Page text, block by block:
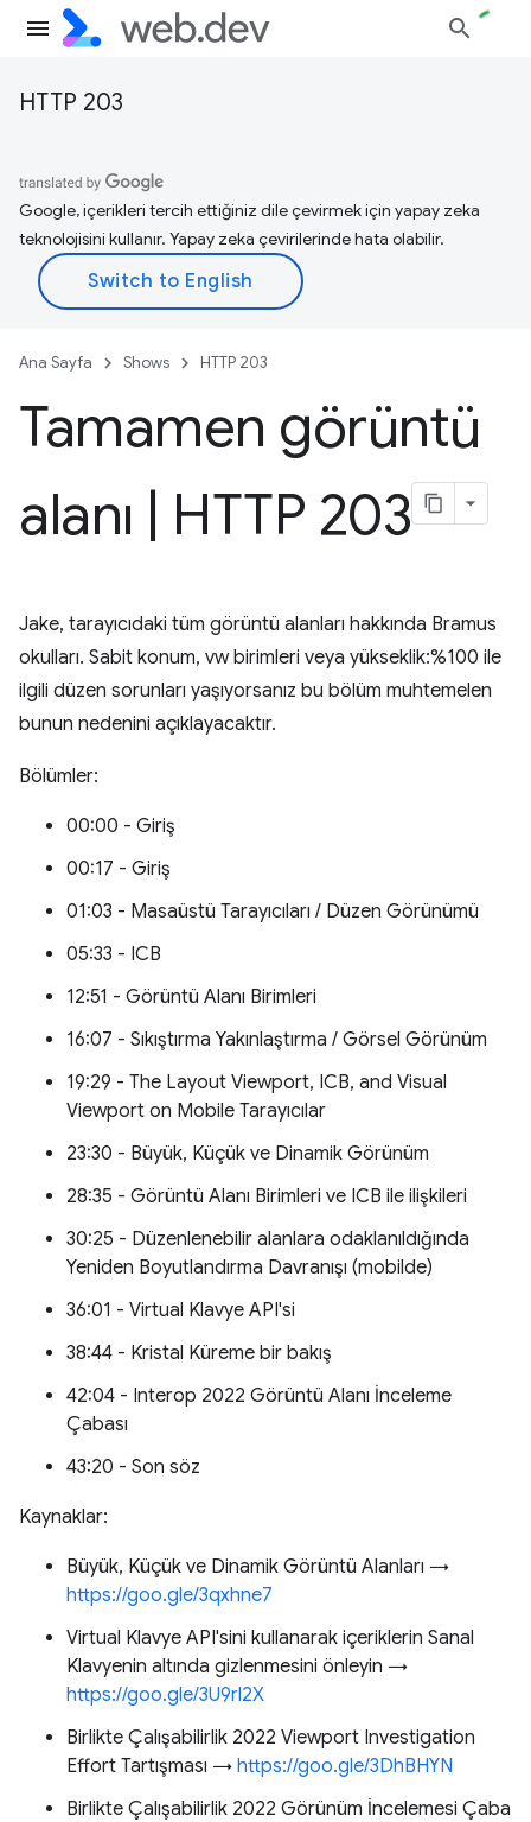
HTTP 203
Google, içerikleri tercih ettiğiniz dile çevirmek için yapay zeka
teknolojisini kullanır. Yapay zeka çevirilerinde hata olabilir.
Ana Sayfa Shows HTTP 203
Tamamen görüntü
alanı
HTTP 203
Jake, tarayıcıdaki tüm görüntü alanları hakkında Bramus
okulları. Sabit konum, vw birimleri veya yükseklik:%100 ile
ilgili düzen sorunları yaşıyorsanız bu bölüm muhtemelen
bunun nedenini açıklayacaktır.
Bölümler:
00:00 - Giriş
00:17 - Giriş
01:03 - Masaüstü Tarayıcıları / Düzen Görünümü
05:33 - ICB
12:51 - Görüntü Alanı Birimleri
16:07 - Sıkıştırma Yakınlaştırma / Görsel Görünüm
19:29 - The Layout Viewport, ICB, and Visual
Viewport on Mobile Tarayıcılar
23:30 - Büyük, Küçük ve Dinamik Görünüm
28:35 - Görüntü Alanı Birimleri ve ICB ile ilişkileri
30:25 - Düzenlenebilir alanlara odaklanıldığında
Yeniden Boyutlandırma Davranışı (mobilde)
36:01 - Virtual Klavye API'si
38:44 - Kristal Küreme bir bakış
42:04 - Interop 2022 Görüntü Alanı İnceleme
Çabası
43:20 - Son söz
Kaynaklar:
Büyük, Küçük ve Dinamik Görüntü Alanları →
https://goo.gle/3qxhne7
Virtual Klavye API'sini kullanarak içeriklerin Sanal
Klavyenin altında gizlenmesini önleyin →
https://goo.gle/3U9rl2X
Birlikte Çalışabilirlik 2022 Viewport Investigation
Effort Tartışması → https://goo.gle/3DhBHYN
Birlikte Çalışabilirlik 2022 Görünüm İncelemesi Çaba